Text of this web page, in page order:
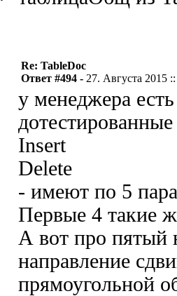
Re: TableDoc
Ответ #494 - 27. Августа 2015
у менеджера
Insert
Delete
- имеют по 5
Первые 4 такие
А вот про пятый
направление
прямоугольной